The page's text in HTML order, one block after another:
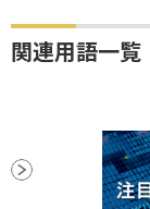
関連用語一覧